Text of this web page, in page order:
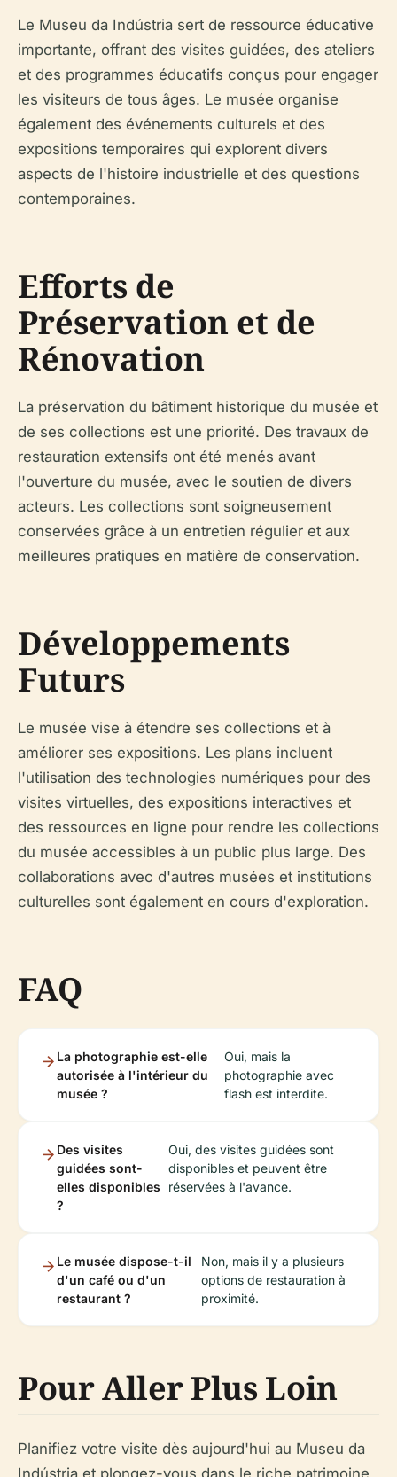
Le Museu da Indústria sert de ressource éducative
importante, offrant des visites guidées, des ateliers
et des programmes éducatifs conçus pour engager
les visiteurs de tous âges. Le musée organise
également des événements culturels et des
expositions temporaires qui explorent divers
aspects de l'histoire industrielle et des questions
contemporaines.
Efforts de
Préservation et de
Rénovation
La préservation du bâtiment historique du musée et
de ses collections est une priorité. Des travaux de
restauration extensifs ont été menés avant
l'ouverture du musée, avec le soutien de divers
acteurs. Les collections sont soigneusement
conservées grâce à un entretien régulier et aux
meilleures pratiques en matière de conservation.
Développements
Futurs
Le musée vise à étendre ses collections et à
améliorer ses expositions. Les plans incluent
l'utilisation des technologies numériques pour des
visites virtuelles, des expositions interactives et
des ressources en ligne pour rendre les collections
du musée accessibles à un public plus large. Des
collaborations avec d'autres musées et institutions
culturelles sont également en cours d'exploration.
FAQ
La photographie est-elle
autorisée à l'intérieur du
musée ?
Oui, mais la
photographie avec
flash est interdite.
Des visites
guidées sont-
elles disponibles
?
Oui, des visites guidées sont
disponibles et peuvent être
réservées à l'avance.
Le musée dispose-t-il
d'un café ou d'un
restaurant ?
Non, mais il y a plusieurs
options de restauration à
proximité.
Pour Aller Plus Loin
Planifiez votre visite dès aujourd'hui au Museu da